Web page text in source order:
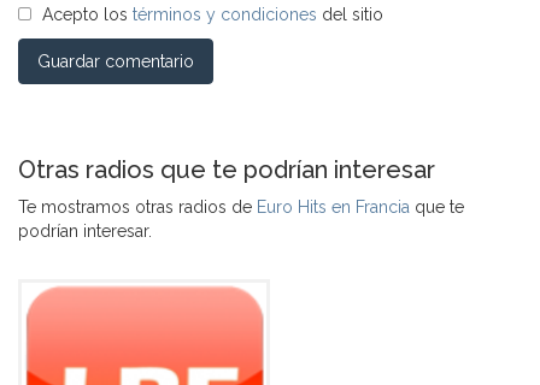
Acepto los términos y condiciones del sitio
Guardar comentario
Otras radios que te podrían interesar
Te mostramos otras radios de Euro Hits en Francia que te
podrían interesar.